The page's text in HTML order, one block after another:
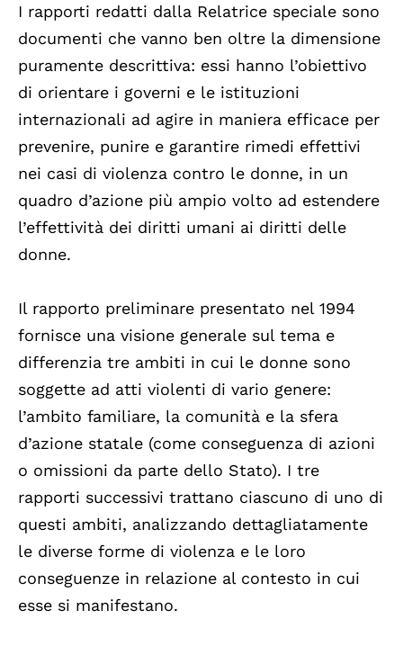
I rapporti redatti dalla Relatrice speciale sono
documenti che vanno ben oltre la dimensione
puramente descrittiva: essi hanno l’obiettivo
di orientare i governi e le istituzioni
internazionali ad agire in maniera efficace per
prevenire, punire e garantire rimedi effettivi
nei casi di violenza contro le donne, in un
quadro d’azione più ampio volto ad estendere
l’effettività dei diritti umani ai diritti delle
donne.
Il rapporto preliminare presentato nel 1994
fornisce una visione generale sul tema e
differenzia tre ambiti in cui le donne sono
soggette ad atti violenti di vario genere:
l’ambito familiare, la comunità e la sfera
d’azione statale (come conseguenza di azioni
o omissioni da parte dello Stato). I tre
rapporti successivi trattano ciascuno di uno di
questi ambiti, analizzando dettagliatamente
le diverse forme di violenza e le loro
conseguenze in relazione al contesto in cui
esse si manifestano.